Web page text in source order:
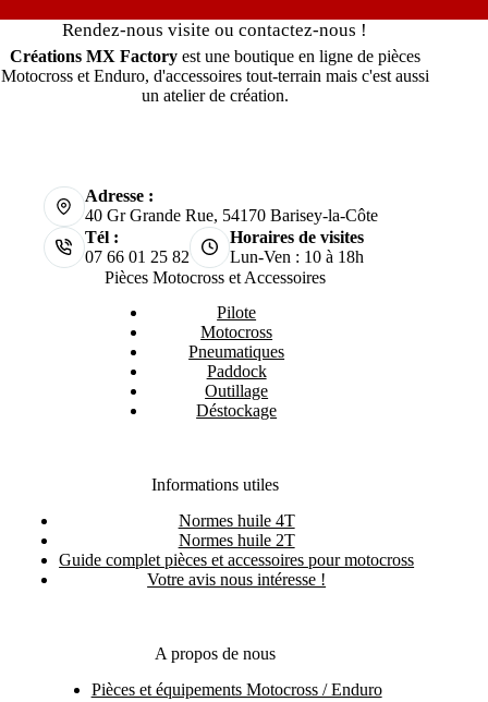
Rendez-nous visite ou contactez-nous !
Créations MX Factoryest une boutique en ligne de pièces
Motocross et Enduro, d'accessoires tout-terrain mais c'est aussi
un atelier de création.
Adresse :
40 Gr Grande Rue, 54170 Barisey-la-Côte
Tél :
07 66 01 25 82
Horaires de visites
Lun-Ven : 10 à 18h
Pièces Motocross et Accessoires
Pilote
Motocross
Pneumatiques
Paddock
Outillage
Déstockage
Informations utiles
Normes huile 4T
Normes huile 2T
Guide complet pièces et accessoires pour motocross
Votre avis nous intéresse !
A propos de nous
Pièces et équipements Motocross / Enduro